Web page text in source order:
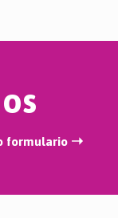
formulario ➝